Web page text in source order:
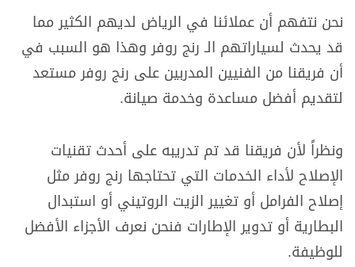
نحن نتفهم أن عملائنا في الرياض لديهم الكثير مما
قد يحدث لسياراتهم الـ رنج روفر وهذا هو السبب في
أن فريقنا من الفنيين المدربين على رنج روفر مستعد
لتقديم أفضل مساعدة وخدمة صيانة.
ونظراً لأن فريقنا قد تم تدريبه على أحدث تقنيات
الإصلاح لأداء الخدمات التي تحتاجها رنج روفر مثل
إصلاح الفرامل أو تغيير الزيت الروتيني أو استبدال
البطارية أو تدوير الإطارات فنحن نعرف الأجزاء الأفضل
للوظيفة.